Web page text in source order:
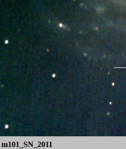
m101_SN_2011